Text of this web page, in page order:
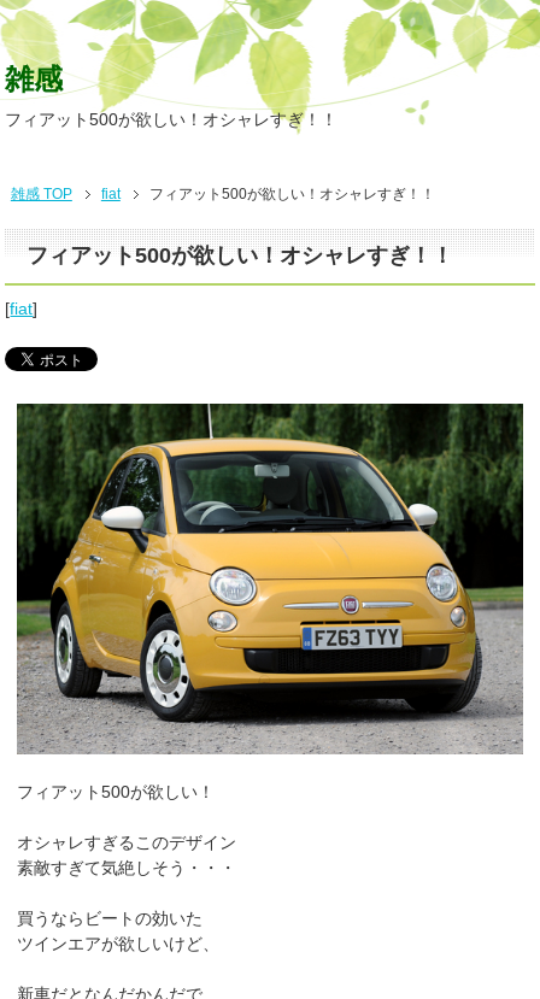
雑感
フィアット500が欲しい！オシャレすぎ！！
雑感 TOP fiat フィアット500が欲しい！オシャレすぎ！！
フィアット500が欲しい！オシャレすぎ！！
[fiat]
フィアット500が欲しい！
オシャレすぎるこのデザイン
素敵すぎて気絶しそう・・・
買うならビートの効いた
ツインエアが欲しいけど、
新車だとなんだかんだで